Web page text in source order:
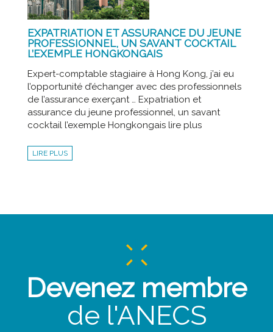
EXPATRIATION ET ASSURANCE DU JEUNE
PROFESSIONNEL, UN SAVANT COCKTAIL
L’EXEMPLE HONGKONGAIS
Expert-comptable stagiaire à Hong Kong, j’ai eu
l’opportunité d’échanger avec des professionnels
de l’assurance exerçant … Expatriation et
assurance du jeune professionnel, un savant
cocktail l’exemple Hongkongais lire plus
LIRE PLUS
Devenez membre
de l'ANECS